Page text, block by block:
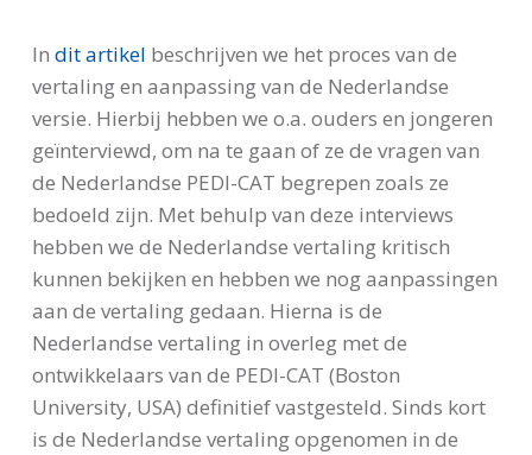
In dit artikel beschrijven we het proces van de
vertaling en aanpassing van de Nederlandse
versie. Hierbij hebben we o.a. ouders en jongeren
geïnterviewd, om na te gaan of ze de vragen van
de Nederlandse PEDI-CAT begrepen zoals ze
bedoeld zijn. Met behulp van deze interviews
hebben we de Nederlandse vertaling kritisch
kunnen bekijken en hebben we nog aanpassingen
aan de vertaling gedaan. Hierna is de
Nederlandse vertaling in overleg met de
ontwikkelaars van de PEDI-CAT (Boston
University, USA) definitief vastgesteld. Sinds kort
is de Nederlandse vertaling opgenomen in de